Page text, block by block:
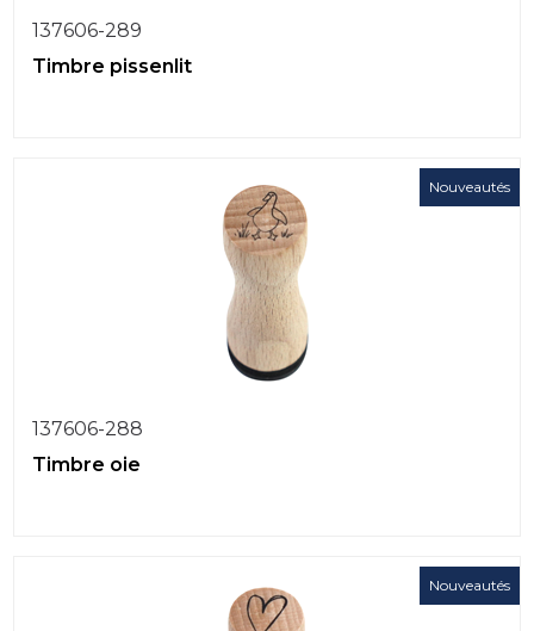
137606-289
Timbre pissenlit
Nouveautés
137606-288
Timbre oie
Nouveautés